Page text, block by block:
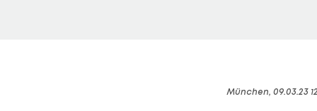
München, 09.03.23